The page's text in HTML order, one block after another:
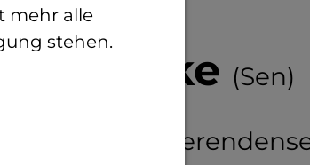
Senske (Sen)
mehr alle
stehen.